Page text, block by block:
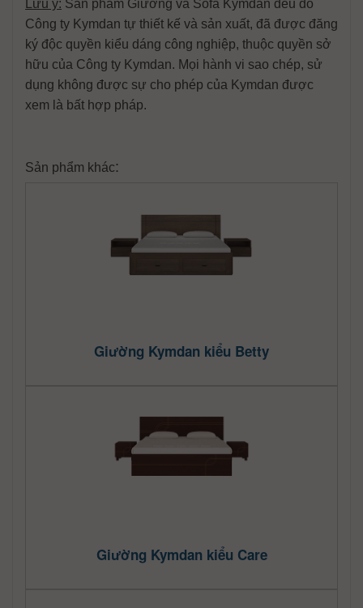
Lưu ý: Sản phẩm Giường và Sofa Kymdan đều do
Công ty Kymdan tự thiết kế và sản xuất, đã được đăng
ký độc quyền kiểu dáng công nghiệp, thuộc quyền sở
hữu của Công ty Kymdan. Mọi hành vi sao chép, sử
dụng không được sự cho phép của Kymdan được
xem là bất hợp pháp.
Sản phẩm khác:
Giường Kymdan kiểu Betty
Giường Kymdan kiểu Care